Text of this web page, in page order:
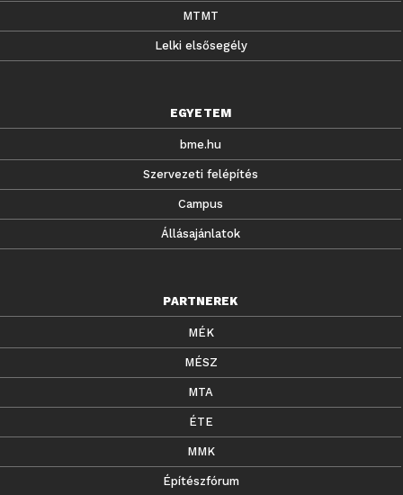
MTMT
Lelki elsősegély
EGYETEM
bme.hu
Szervezeti felépítés
Campus
Állásajánlatok
PARTNEREK
MÉK
MÉSZ
MTA
ÉTE
MMK
Építészfórum